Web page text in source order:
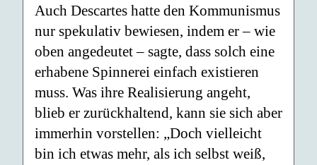
Auch Descartes hatte den Kommunismus
nur spekulativ bewiesen, indem er – wie
oben angedeutet – sagte, dass solch eine
erhabene Spinnerei einfach existieren
muss. Was ihre Realisierung angeht,
blieb er zurückhaltend, kann sie sich aber
immerhin vorstellen: „Doch vielleicht
bin ich etwas mehr, als ich selbst weiß,